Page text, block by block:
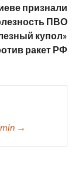
признали
ПВО
купол»
ракет РФ
→